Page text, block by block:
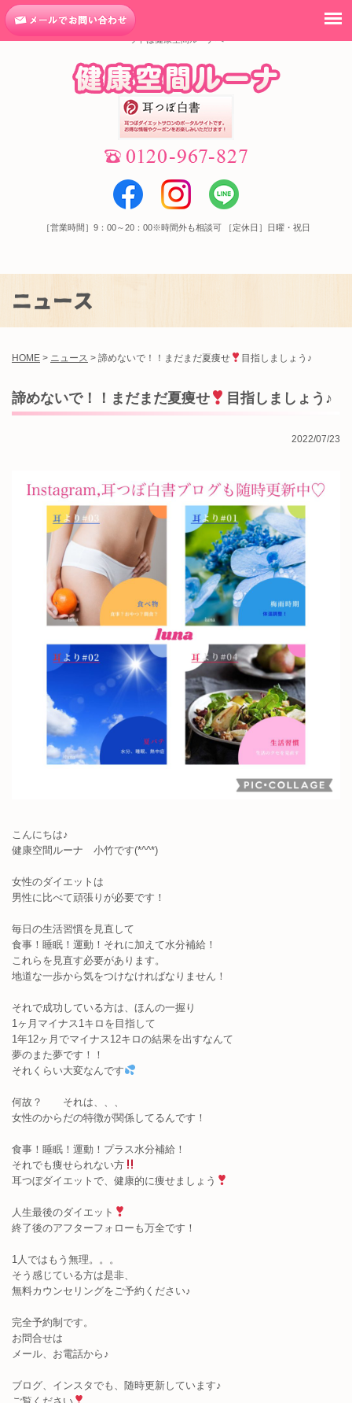
諦めないで！！まだまだ夏痩せ
目指しましょう♪｜高松市での健康な耳つぼダイエ
ットは健康空間ルーナへ
［営業時間］9：00～20：00※時間外も相談可 ［定休日］日曜・祝日
ニュース
HOME > ニュース > 諦めないで！！まだまだ夏痩せ 目指しましょう♪
諦めないで！！まだまだ夏痩せ 目指しましょう♪
2022/07/23
こんにちは♪
健康空間ルーナ 小竹です(*^^*)
女性のダイエットは
男性に比べて頑張りが必要です！
毎日の生活習慣を見直して
食事！睡眠！運動！それに加えて水分補給！
これらを見直す必要があります。
地道な一歩から気をつけなければなりません！
それで成功している方は、ほんの一握り
1ヶ月マイナス1キロを目指して
1年12ヶ月でマイナス12キロの結果を出すなんて
夢のまた夢です！！
それくらい大変なんです
何故？ それは、、、
女性のからだの特徴が関係してるんです！
食事！睡眠！運動！プラス水分補給！
それでも痩せられない方
耳つぼダイエットで、健康的に痩せましょう
人生最後のダイエット
終了後のアフターフォローも万全です！
1人ではもう無理。。。
そう感じている方は是非、
無料カウンセリングをご予約ください♪
完全予約制です。
お問合せは
メール、お電話から♪
ブログ、インスタでも、随時更新しています♪